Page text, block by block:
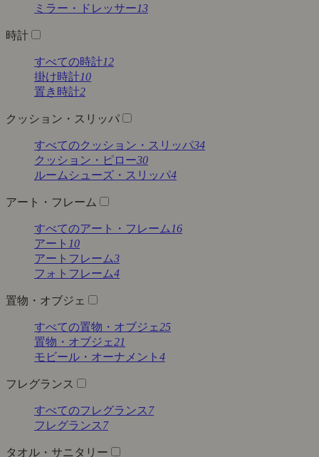
ミラー・ドレッサー13
時計
すべての時計12
掛け時計10
置き時計2
クッション・スリッパ
すべてのクッション・スリッパ34
クッション・ピロー30
ルームシューズ・スリッパ4
アート・フレーム
すべてのアート・フレーム 16
アート 10
アートフレーム3
フォトフレーム4
置物・オブジェ
すべての置物・オブジェ25
置物・オブジェ21
モビール・オーナメント 4
フレグランス
すべてのフレグランス 7
フレグランス 7
タオル・サニタリー